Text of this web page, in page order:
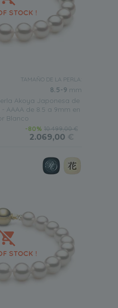
TAMAÑO DE LA PERLA:
8.5-9 mm
Akoya Japonesa de
AAAA de 8.5 a 9mm en
Blanco
-80% 10.499,00 €
2.069,00 €